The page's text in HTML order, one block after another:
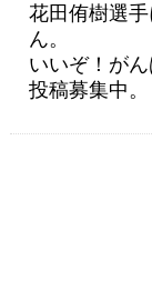
花田侑樹選
ん。
いいぞ！が
投稿募集中。